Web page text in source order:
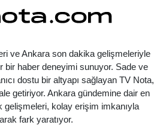
ve Ankara son dakika gelişmeleriyle
bir haber deneyimi sunuyor. Sade ve
dostu bir altyapı sağlayan TV Nota,
getiriyor. Ankara gündemine dair en
gelişmeleri, kolay erişim imkanıyla
fark yaratıyor.